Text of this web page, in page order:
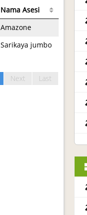
Nama Asesi
Amazone
Sarikaya jumbo
Next Last